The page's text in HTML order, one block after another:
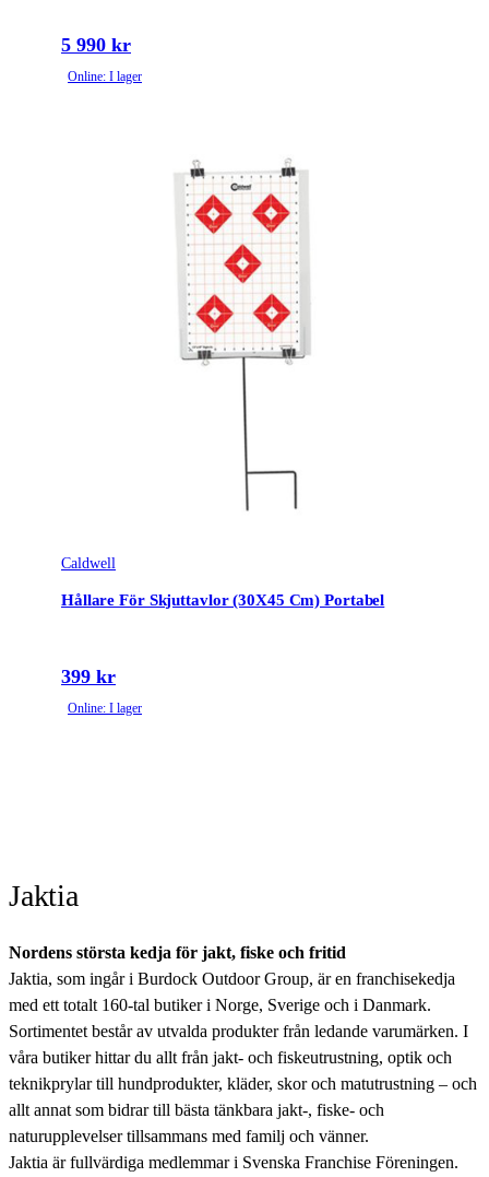
5 990 kr
Online: I lager
Caldwell
Hållare För Skjuttavlor (30X45 Cm) Portabel
399 kr
Online: I lager
Jaktia
Nordens största kedja för jakt, fiske och fritid
Jaktia, som ingår i Burdock Outdoor Group, är en franchisekedja
med ett totalt 160-tal butiker i Norge, Sverige och i Danmark.
Sortimentet består av utvalda produkter från ledande varumärken. I
våra butiker hittar du allt från jakt- och fiskeutrustning, optik och
teknikprylar till hundprodukter, kläder, skor och matutrustning – och
allt annat som bidrar till bästa tänkbara jakt-, fiske- och
naturupplevelser tillsammans med familj och vänner.
Jaktia är fullvärdiga medlemmar i Svenska Franchise Föreningen.